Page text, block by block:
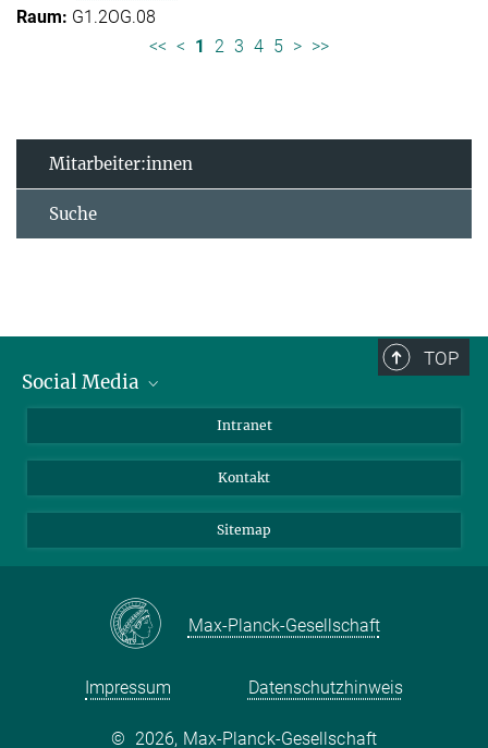
G1.2OG.08
<< < 1 2 3 4 5 > >>
Mitarbeiter:innen
Suche
TOP
Social Media
LinkedIn
Intranet
Kontakt
Sitemap
Max-Planck-Gesellschaft
Impressum Datenschutzhinweis
© 2026, Max-Planck-Gesellschaft